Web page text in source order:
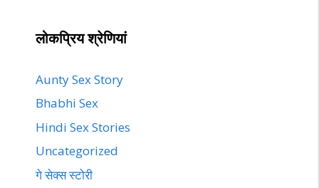
लोकप्रिय श्रेणियां
Aunty Sex Story
Bhabhi Sex
Hindi Sex Stories
Uncategorized
गे सेक्स स्टोरी